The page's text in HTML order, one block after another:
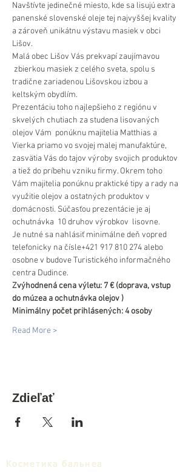
Navštívte jedinečné miesto, kde sa lisujú extra
panenské slovenské oleje tej najvyššej kvality
a zároveň unikátnu výstavu masiek v obci
Lišov.
Malá obec Lišov Vás prekvapí zaujímavou
zbierkou masiek z celého sveta, spolu s
tradične zariadenou Lišovskou izbou a
keltským obydlím.
Prezentáciu toho najlepšieho z regiónu v
skvelých chutiach za studena lisovaných
olejov Vám  ponúknu majitelia Matthias a
Vierka priamo vo svojej malej manufaktúre,
zasvätia Vás do tajov výroby svojich produktov
a tiež do príbehu vzniku firmy. Okrem toho
Vám majitelia ponúknu praktické tipy a rady na
využitie olejov a ostatných produktov v
domácnosti. Súčasťou prezentácie je aj
ochutnávka  10 druhov výrobkov  lisovne.
Je nutné sa nahlásiť minimálne deň vopred
telefonicky na čísle+421 917 810 274 alebo
osobne v budove Turistického informačného
centra Dudince.
Zvýhodnená cena výletu: 7 € (doprava, vstup
do múzea a ochutnávka olejov )
Minimálny počet prihlásených: 4 osoby
Read More >
Zdieľať
Косметика бальнеа